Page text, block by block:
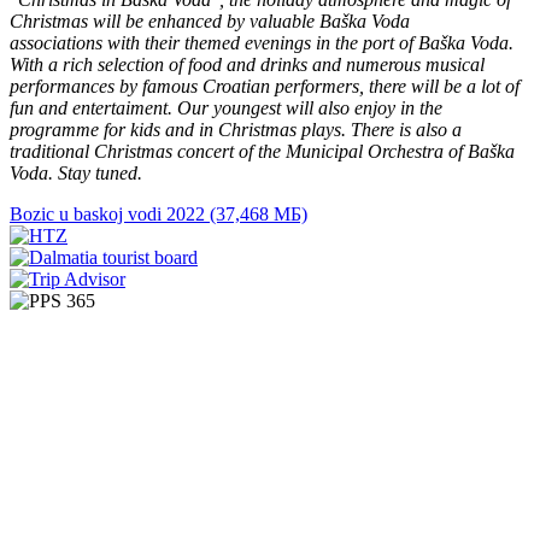
Christmas will be enhanced by valuable Baška Voda
associations with their themed evenings in the port of Baška Voda.
With a rich selection of food and drinks and numerous musical
performances by famous Croatian performers, there will be a lot of
fun and entertaiment. Our youngest will also enjoy in the
programme for kids and in Christmas plays. There is also a
traditional Christmas concert of the Municipal Orchestra of Baška
Voda. Stay tuned.
Bozic u baskoj vodi 2022 (37,468 МБ)